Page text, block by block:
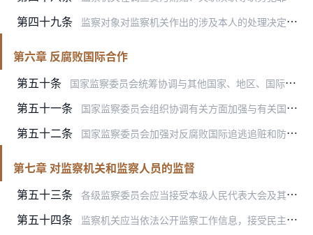
第四十九条 监察对象对监察机关作出的涉及本人的处理决定不服的，可以在收到处理决定之日起一个月内，向作出决定的监察机关申请复审，复审机关应当在一个月内作出复审决定；监察对象对…
第六章 反腐败国际合作
第五十条
国家监察委员会统筹协调与其他国家、地区、国际组织开展的反腐败国际交流、合作，组织反腐败国际条约实施工作。
第五十一条 国家监察委员会组织协调有关方面加强与有关国家、地区、国际组织在反腐败执法、引渡、司法协助、被判刑人的移管、资产追回和信息交流等领域的合作。
第五十二条 国家监察委员会加强对反腐败国际追逃追赃和防逃工作的组织协调，督促有关单位做好相关工作：
第七章 对监察机关和监察人员的监督
第五十三条
各级监察委员会应当接受本级人民代表大会及其常务委员会的监督。
第五十四条 监察机关应当依法公开监察工作信息，接受民主监督、社会监督、舆论监督。